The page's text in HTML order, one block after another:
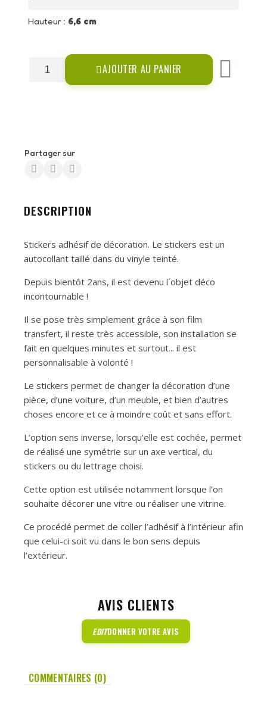
Hauteur : 6,6 cm
AJOUTER AU PANIER
Partager sur
DESCRIPTION
Stickers adhésif de décoration. Le stickers est un
autocollant taillé dans du vinyle teinté.
Depuis bientôt 2ans, il est devenu l´objet déco
incontournable !
Il se pose très simplement grâce à son film
transfert, il reste très accessible, son installation se
fait en quelques minutes et surtout... il est
personnalisable à volonté !
Le stickers permet de changer la décoration d’une
pièce, d’une voiture, d’un meuble, et bien d’autres
choses encore et ce à moindre coût et sans effort.
L’option sens inverse, lorsqu’elle est cochée, permet
de réalisé une symétrie sur un axe vertical, du
stickers ou du lettrage choisi.
Cette option est utilisée notamment lorsque l’on
souhaite décorer une vitre ou réaliser une vitrine.
Ce procédé permet de coller l’adhésif à l’intérieur afin
que celui-ci soit vu dans le bon sens depuis
l’extérieur.
AVIS CLIENTS
EDITDONNER VOTRE AVIS
COMMENTAIRES (0)